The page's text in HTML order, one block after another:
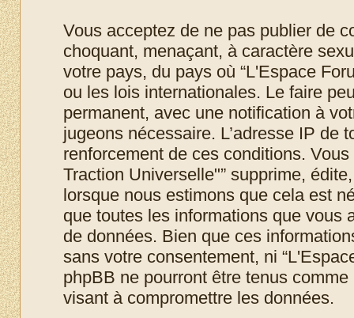
Vous acceptez de ne pas publier de
choquant, menaçant, à caractère
votre pays, du pays où “L'Espace
ou les lois internationales. Le faire
permanent, avec une notification à
jugeons nécessaire. L’adresse IP de
renforcement de ces conditions.
Traction Universelle"” supprime,
lorsque nous estimons que cela est
que toutes les informations que vous
de données. Bien que ces
sans votre consentement, ni
phpBB ne pourront être tenus
visant à compromettre les données.